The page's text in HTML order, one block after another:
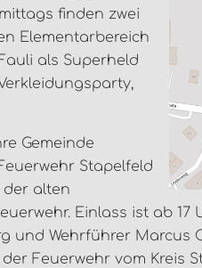
finden zwei
Elementarbereich
als Superheld
Gemeinde
Stapelfeld
der alten
Einlass ist ab 17
und Wehrführer Marcus
Feuerwehr vom Kreis